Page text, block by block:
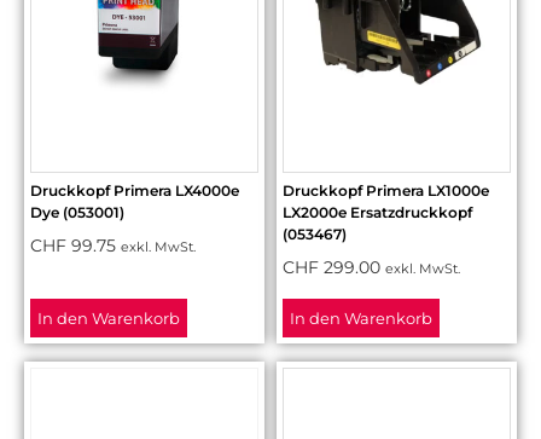
Druckkopf Primera LX4000e
Dye (053001)
CHF 99.75 exkl. MwSt.
In den Warenkorb
Druckkopf Primera LX1000e
LX2000e Ersatzdruckkopf
(053467)
CHF 299.00 exkl. MwSt.
In den Warenkorb